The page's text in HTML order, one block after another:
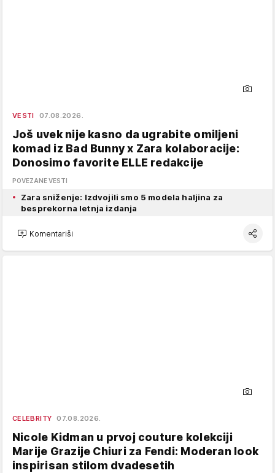
VESTI 07.08.2026.
Još uvek nije kasno da ugrabite omiljeni
komad iz Bad Bunny x Zara kolaboracije:
Donosimo favorite ELLE redakcije
POVEZANE VESTI
Zara sniženje: Izdvojili smo 5 modela haljina za
besprekorna letnja izdanja
Komentariši
CELEBRITY 07.08.2026.
Nicole Kidman u prvoj couture kolekciji
Marije Grazije Chiuri za Fendi: Moderan look
inspirisan stilom dvadesetih